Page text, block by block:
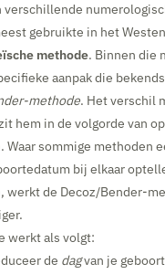
verschillende
gebruikte in het
methode. Binnen die
aanpak die
methode. Het verschil
hem in de volgorde van
Waar sommige methoden
bij elkaar
werkt de Decoz/Bender-
werkt als volgt:
de dagvan je